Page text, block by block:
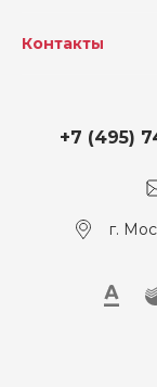
Контакты
+7 (495)
г.